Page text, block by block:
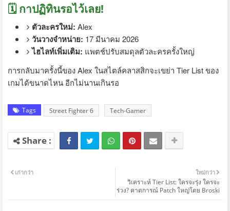
🗓️ กาปฏิทินรอไว้เลย!
ตัวละครใหม่: Alex
วันวางจำหน่าย: 17 มีนาคม 2026
ไฮไลท์เพิ่มเติม: แพตช์ปรับสมดุลตัวละครครั้งใหญ่
การกลับมาครั้งนี้ของ Alex ในสไตล์คลาสสิกจะเขย่า Tier List ของ
เกมได้ขนาดไหน อีกไม่นานเกินรอ
Tags Street Fighter 6 Tech-Gamer
ใหม่กว่า
วิเคราะห์ Tier List: ใครจะรุ่ง ใครจะ
ร่วง? คาดการณ์ Patch ใหญ่โดย Broski
เก่ากว่า